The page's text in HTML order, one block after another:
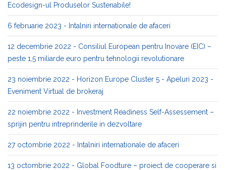
Ecodesign-ul Produselor Sustenabile!
6 februarie 2023 - Intalniri internationale de afaceri
12 decembrie 2022 - Consiliul European pentru Inovare (EIC) –
peste 1,5 miliarde euro pentru tehnologii revolutionare
23 noiembrie 2022 - Horizon Europe Cluster 5 - Apeluri 2023 -
Eveniment Virtual de brokeraj
22 noiembrie 2022 - Investment Readiness Self-Assessement –
sprijin pentru intreprinderile in dezvoltare
27 octombrie 2022 - Intalniri internationale de afaceri
13 octombrie 2022 - Global Foodture – proiect de cooperare si